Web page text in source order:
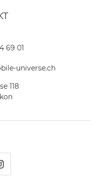
69 01
universe.ch
118